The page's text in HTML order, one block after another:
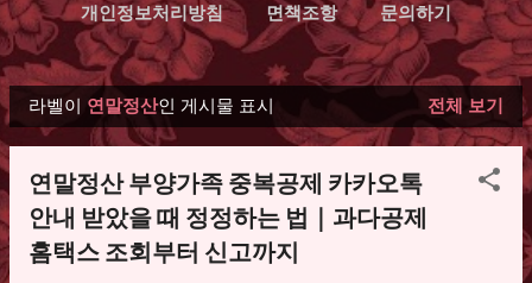
개인정보처리방침 면책조항 문의하기
글
라벨이 연말정산인 게시물 표시 전체 보기
연말정산 부양가족 중복공제 카카오톡
안내 받았을 때 정정하는 법｜과다공제
홈택스 조회부터 신고까지